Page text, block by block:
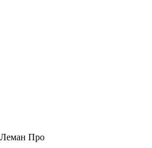
Леман Про